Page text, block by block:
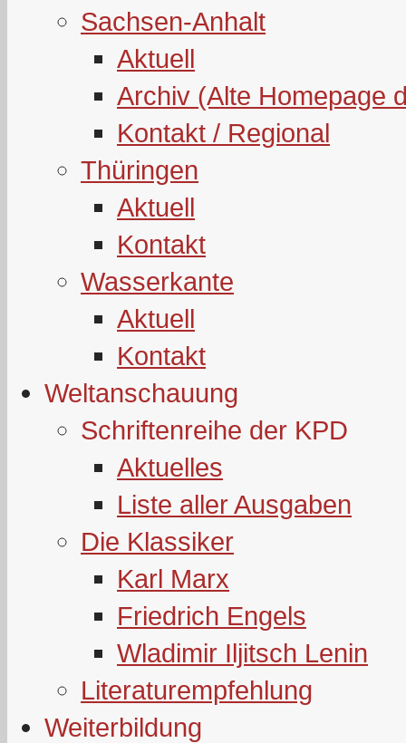
Sachsen-Anhalt
Aktuell
Archiv (Alte Homepage
Kontakt / Regional
Thüringen
Aktuell
Kontakt
Wasserkante
Aktuell
Kontakt
Weltanschauung
Schriftenreihe der KPD
Aktuelles
Liste aller Ausgaben
Die Klassiker
Karl Marx
Friedrich Engels
Wladimir Iljitsch Lenin
Literaturempfehlung
Weiterbildung